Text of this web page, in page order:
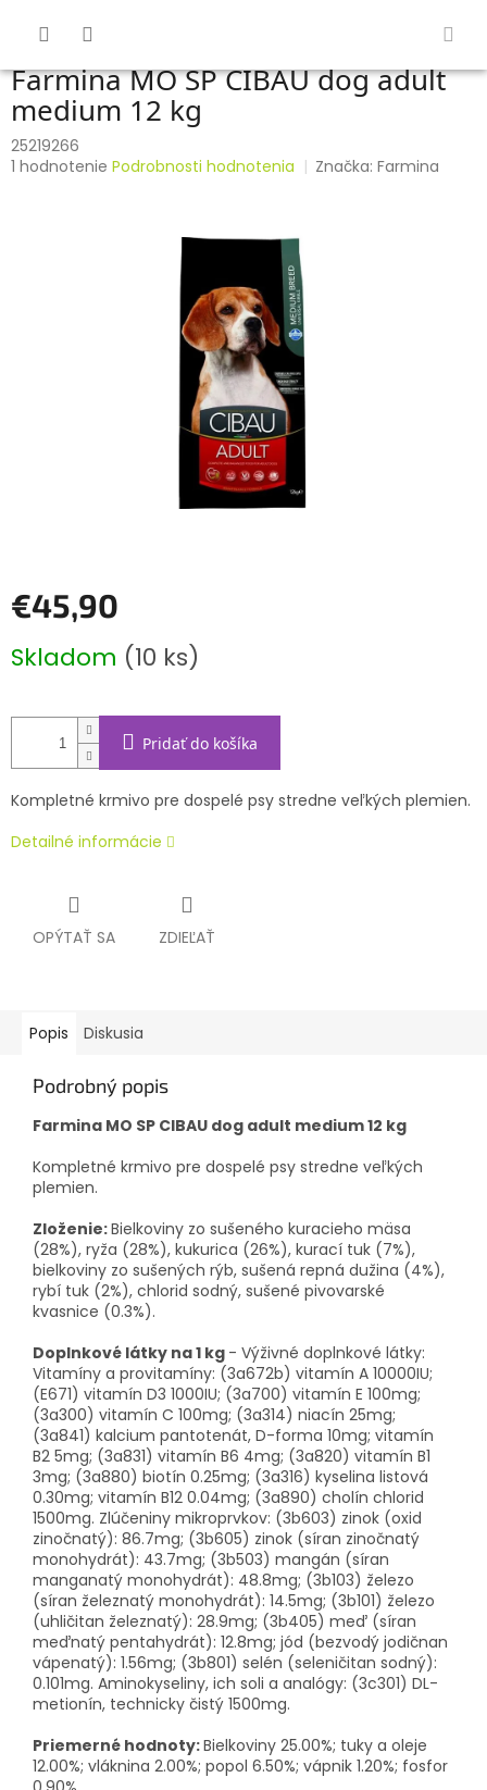
Farmina MO SP CIBAU dog adult
medium 12 kg
25219266
Priemerné
1 hodnotenie Podrobnosti hodnotenia Značka:Farmina
€45,90
cena:
Skladom (10 ks)
Pridať do košíka
Kompletné krmivo pre dospelé psy stredne veľkých plemien.
Detailné informácie
OPÝTAŤ SA ZDIEĽAŤ
Popis Diskusia
Podrobný popis
Farmina MO SP CIBAU dog adult medium 12 kg
Kompletné krmivo pre dospelé psy stredne veľkých
plemien.
Zloženie:Bielkoviny zo sušeného kuracieho mäsa
(28%), ryža (28%), kukurica (26%), kurací tuk (7%),
bielkoviny zo sušených rýb, sušená repná dužina (4%),
rybí tuk (2%), chlorid sodný, sušené pivovarské
kvasnice (0.3%).
Doplnkové látky na 1 kg - Výživné doplnkové látky:
Vitamíny a provitamíny: (3a672b) vitamín A 10000IU;
(E671) vitamín D3 1000IU; (3a700) vitamín E 100mg;
(3a300) vitamín C 100mg; (3a314) niacín 25mg;
(3a841) kalcium pantotenát, D-forma 10mg; vitamín
B2 5mg; (3a831) vitamín B6 4mg; (3a820) vitamín B1
3mg; (3a880) biotín 0.25mg; (3a316) kyselina listová
0.30mg; vitamín B12 0.04mg; (3a890) cholín chlorid
1500mg. Zlúčeniny mikroprvkov: (3b603) zinok (oxid
zinočnatý): 86.7mg; (3b605) zinok (síran zinočnatý
monohydrát): 43.7mg; (3b503) mangán (síran
manganatý monohydrát): 48.8mg; (3b103) železo
(síran železnatý monohydrát): 14.5mg; (3b101) železo
(uhličitan železnatý): 28.9mg; (3b405) meď (síran
meďnatý pentahydrát): 12.8mg; jód (bezvodý jodičnan
vápenatý): 1.56mg; (3b801) selén (seleničitan sodný):
0.101mg. Aminokyseliny, ich soli a analógy: (3c301) DL-
metionín, technicky čistý 1500mg.
Priemerné hodnoty:Bielkoviny 25.00%; tuky a oleje
12.00%; vláknina 2.00%; popol 6.50%; vápnik 1.20%; fosfor